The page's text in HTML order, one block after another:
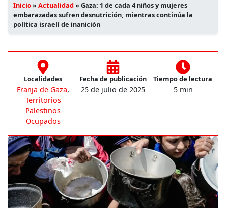
Inicio»Actualidad»Gaza: 1 de cada 4 niños y mujeres
embarazadas sufren desnutrición, mientras continúa la
política israelí de inanición
Localidades
Franja de Gaza,
Territorios
Palestinos
Ocupados
Fecha de publicación
25 de julio de 2025
Tiempo de lectura
5 min